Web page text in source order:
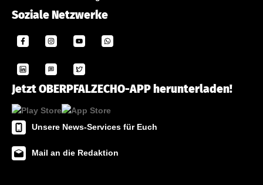
Soziale Netzwerke
Jetzt OBERPFALZECHO-APP herunterladen!
Unsere News-Services für Euch
Mail an die Redaktion